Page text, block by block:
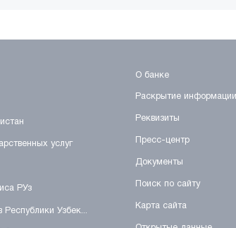
услуг
РУз
Узбек...
О банке
Раскрытие информации
Реквизиты
Пресс-центр
Документы
Поиск по сайту
Карта сайта